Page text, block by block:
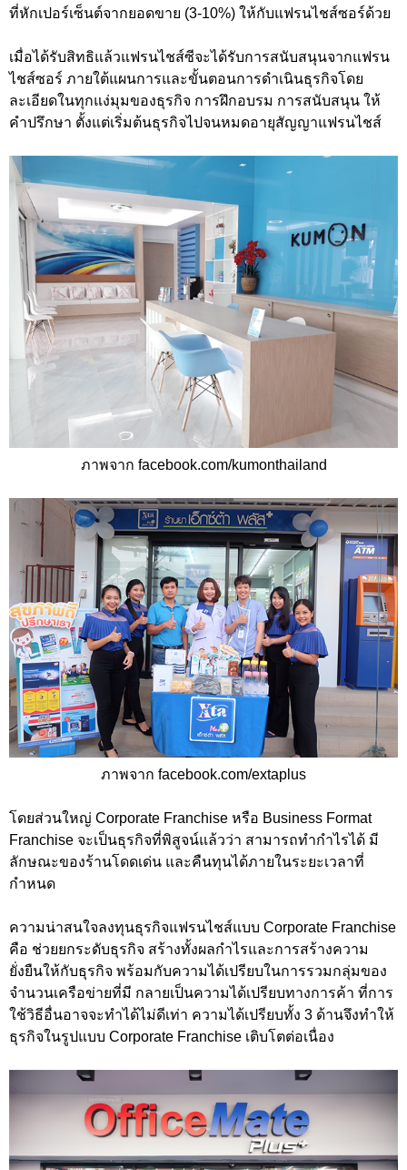
ที่หักเปอร์เซ็นต์จากยอดขาย (3-10%) ให้กับแฟรนไชส์ซอร์ด้วย
เมื่อได้รับสิทธิแล้วแฟรนไชส์ซีจะได้รับการสนับสนุนจากแฟรน
ไชส์ซอร์ ภายใต้แผนการและขั้นตอนการดำเนินธุรกิจโดย
ละเอียดในทุกแง่มุมของธุรกิจ การฝึกอบรม การสนับสนุน ให้
คำปรึกษา ตั้งแต่เริ่มต้นธุรกิจไปจนหมดอายุสัญญาแฟรนไชส์
ภาพจาก facebook.com/kumonthailand
ภาพจาก facebook.com/extaplus
โดยส่วนใหญ่ Corporate Franchise หรือ Business Format
Franchise จะเป็นธุรกิจที่พิสูจน์แล้วว่า สามารถทำกำไรได้ มี
ลักษณะของร้านโดดเด่น และคืนทุนได้ภายในระยะเวลาที่
กำหนด
ความน่าสนใจลงทุนธุรกิจแฟรนไชส์แบบ Corporate Franchise
คือ ช่วยยกระดับธุรกิจ สร้างทั้งผลกำไรและการสร้างความ
ยั่งยืนให้กับธุรกิจ พร้อมกับความได้เปรียบในการรวมกลุ่มของ
จำนวนเครือข่ายที่มี กลายเป็นความได้เปรียบทางการค้า ที่การ
ใช้วิธีอื่นอาจจะทำได้ไม่ดีเท่า ความได้เปรียบทั้ง 3 ด้านจึงทำให้
ธุรกิจในรูปแบบ Corporate Franchise เติบโตต่อเนื่อง